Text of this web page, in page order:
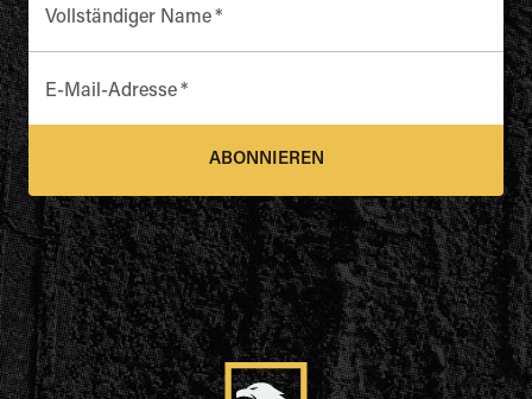
Vollständiger Name*
E-Mail-Adresse*
ABONNIEREN